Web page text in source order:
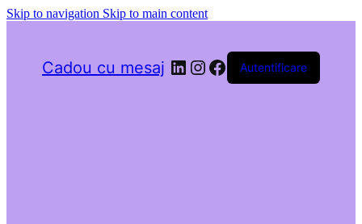
Skip to navigation Skip to main content
Cadou cu mesaj LinkedIn
Instagram
Facebook
Autentificare